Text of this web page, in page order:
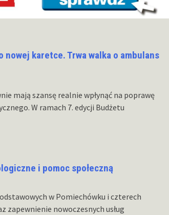
nowej karetce. Trwa walka o ambulans
mają szansę realnie wpłynąć na poprawę
W ramach 7. edycji Budżetu
i pomoc społeczną
w Pomiechówku i czterech
zapewnienie nowoczesnych usług